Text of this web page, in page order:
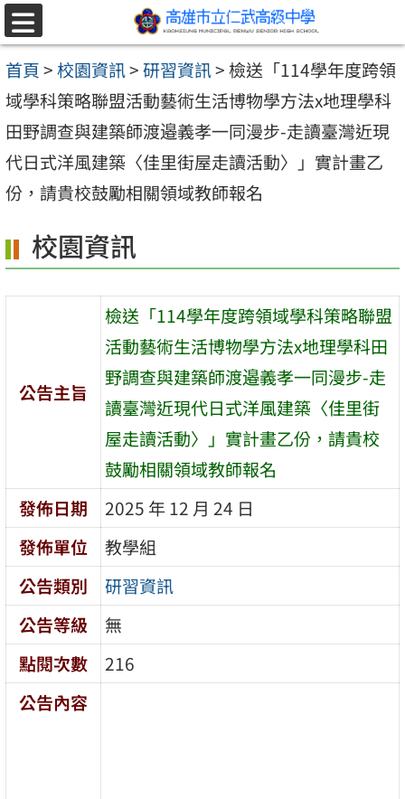
跳至主要內容區
選
單
首頁>校園資訊>研習資訊> 檢送「114學年度跨領
域學科策略聯盟活動藝術生活博物學方法x地理學科
田野調查與建築師渡邉義孝一同漫步-走讀臺灣近現
代日式洋風建築〈佳里街屋走讀活動〉」實計畫乙
份，請貴校鼓勵相關領域教師報名
校園資訊
公告主旨
檢送「114學年度跨領域學科策略聯盟
活動藝術生活博物學方法x地理學科田
野調查與建築師渡邉義孝一同漫步-走
讀臺灣近現代日式洋風建築〈佳里街
屋走讀活動〉」實計畫乙份，請貴校
鼓勵相關領域教師報名
發佈日期
2025 年 12 月 24 日
發佈單位
教學組
公告類別
研習資訊
公告等級
無
點閱次數
216
公告內容